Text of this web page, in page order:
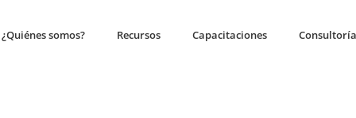
¿Quiénes somos? Recursos Capacitaciones Consultoría